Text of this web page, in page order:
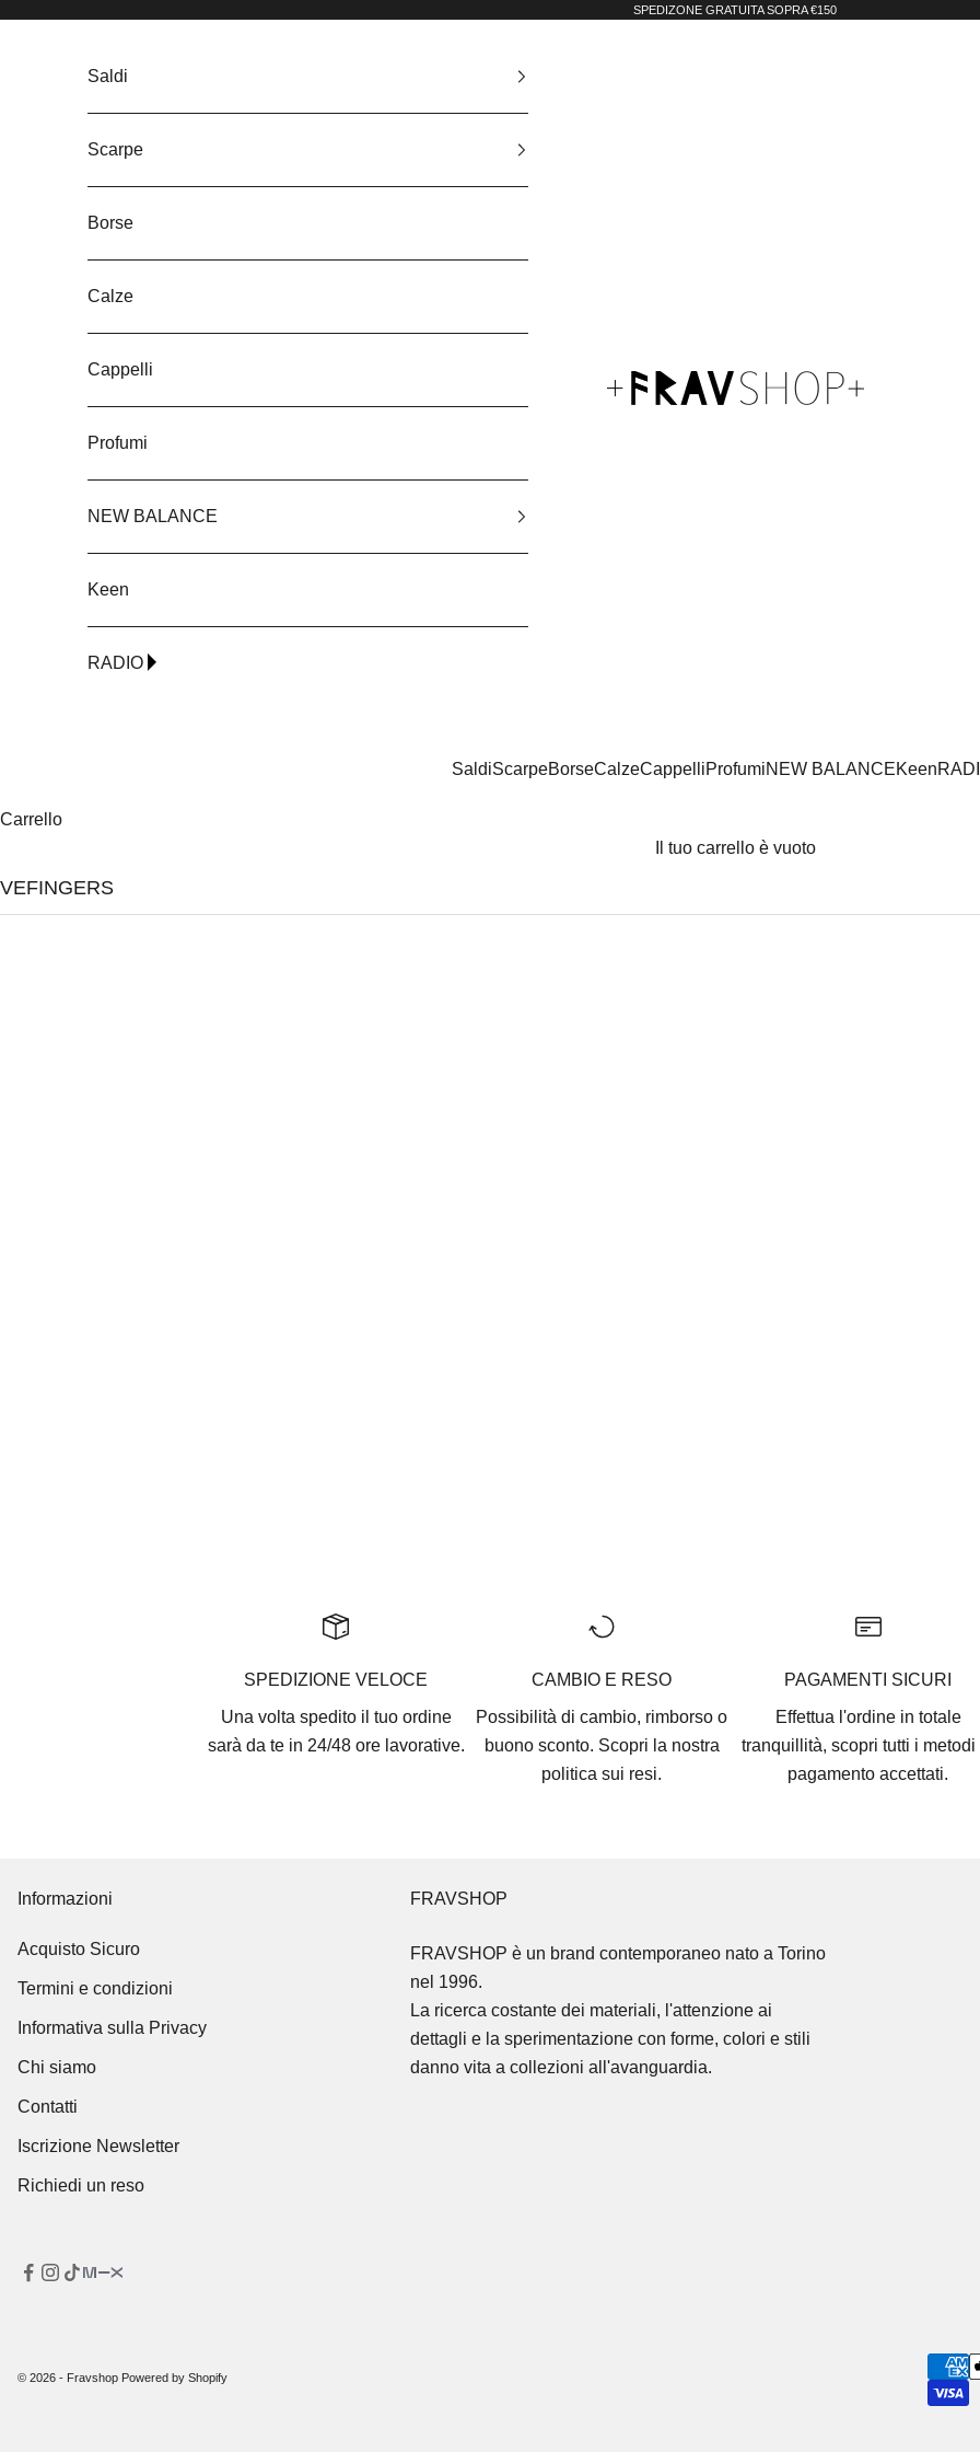
SPEDIZONE GRATUITA SOPRA €150
Fravshop
SaldiScarpeBorseCalzeCappelliProfumiNEW BALANCEKeen
Saldi
Scarpe
Borse
Calze
Cappelli
Profumi
NEW BALANCE
Keen
RADIO
Carrello
Il tuo carrello è vuoto
SPEDIZIONE VELOCE
Una volta spedito il tuo ordine
sarà da te in 24/48 ore lavorative.
CAMBIO E RESO
Possibilità di cambio, rimborso o
buono sconto. Scopri la nostra
politica sui resi.
PAGAMENTI SICURI
Effettua l'ordine in totale
tranquillità, scopri tutti i metodi
pagamento accettati.
Informazioni
Acquisto Sicuro
Termini e condizioni
Informativa sulla Privacy
Chi siamo
Contatti
Iscrizione Newsletter
Richiedi un reso
FRAVSHOP
FRAVSHOP è un brand contemporaneo nato a Torino
nel 1996.
La ricerca costante dei materiali, l'attenzione ai
dettagli e la sperimentazione con forme, colori e stili
danno vita a collezioni all'avanguardia.
© 2026 - Fravshop Powered by Shopify